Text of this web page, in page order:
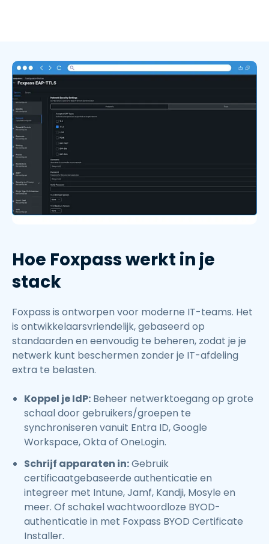
Hoe Foxpass werkt in je
stack
Foxpass is ontworpen voor moderne IT-teams. Het
is ontwikkelaarsvriendelijk, gebaseerd op
standaarden en eenvoudig te beheren, zodat je je
netwerk kunt beschermen zonder je IT-afdeling
extra te belasten.
Koppel je IdP: Beheer netwerktoegang op grote
schaal door gebruikers/groepen te
synchroniseren vanuit Entra ID, Google
Workspace, Okta of OneLogin.
Schrijf apparaten in:Gebruik
certificaatgebaseerde authenticatie en
integreer met Intune, Jamf, Kandji, Mosyle en
meer. Of schakel wachtwoordloze BYOD-
authenticatie in met Foxpass BYOD Certificate
Installer.